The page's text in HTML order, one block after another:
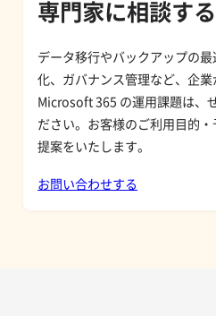
専門家に相談する
データ移行やバックアップの
化、ガバナンス管理など、企
Microsoft 365 の運用課題は、
ださい。お客様のご利用目的
提案をいたします。
お問い合わせする